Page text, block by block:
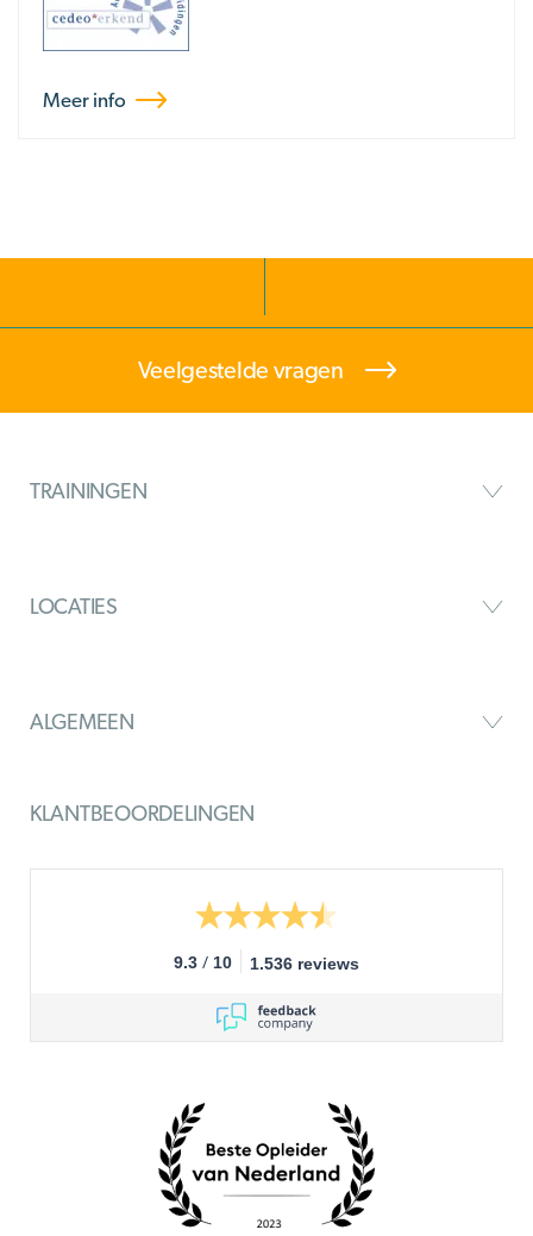
Meer info
Veelgestelde vragen
TRAININGEN
LOCATIES
ALGEMEEN
KLANTBEOORDELINGEN
9.3 / 10 1.536 reviews